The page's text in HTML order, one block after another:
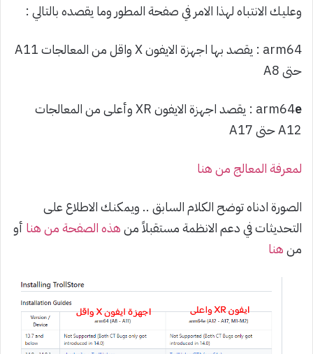
وعليك الانتباه لهذا الامر في صفحة المطور وما يقصده بالتالي :
arm64 : يقصد بها اجهزة الايفون X واقل من المعالجات A11
حتى A8
arm64e
: يقصد اجهزة الايفون XR وأعلى من المعالجات
A12 حتى A17
لمعرفة المعالج من هنا
الصورة ادناه توضح الكلام السابق .. ويمكنك الاطلاع على
التحديثات في دعم الانظمة مستقبلاً منهذه الصفحة من هنا أو
منهنا